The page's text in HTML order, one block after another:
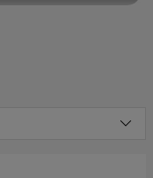
135E-